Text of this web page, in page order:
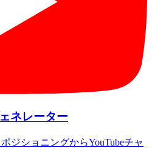
ネレーター
ジショニングからYouTubeチャ